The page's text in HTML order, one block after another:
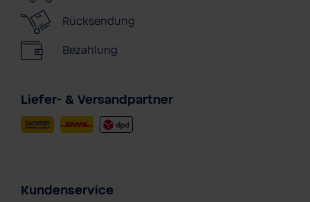
Rücksendung
Bezahlung
Liefer- & Versandpartner
Kundenservice